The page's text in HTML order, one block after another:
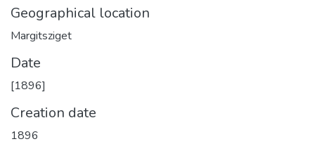
Geographical location
Margitsziget
Date
[1896]
Creation date
1896